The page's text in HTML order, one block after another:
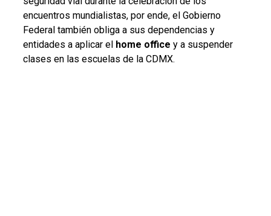
encuentros mundialistas, por ende, el Gobierno
Federal también obliga a sus dependencias y
entidades a aplicar el home office y a suspender
clases en las escuelas de la CDMX.